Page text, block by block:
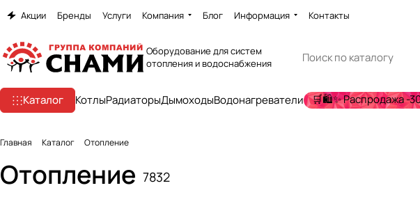
Акции Бренды Услуги Компания Блог Информация Контакты
Оборудование для систем
отопления и водоснабжения
Каталог КотлыРадиаторыДымоходыВодонагреватели 🛒🛍️✨ Распродажа -
Главная Каталог Отопление
Отопление 7832